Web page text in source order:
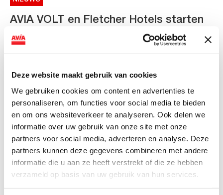
Deze website maakt gebruik van cookies
We gebruiken cookies om content en advertenties te
personaliseren, om functies voor social media te bieden
en om ons websiteverkeer te analyseren. Ook delen we
informatie over uw gebruik van onze site met onze
partners voor social media, adverteren en analyse. Deze
partners kunnen deze gegevens combineren met andere
informatie die u aan ze heeft verstrekt of die ze hebben
verzameld op basis van uw gebruik van hun services.
AVIA VOLT en Fletcher Hotels starten
landelijke uitrol van DC-
snellaadinfrastructuur
van DC-snellaadinfrastructuur AVIA VOLT en...
Lees verder